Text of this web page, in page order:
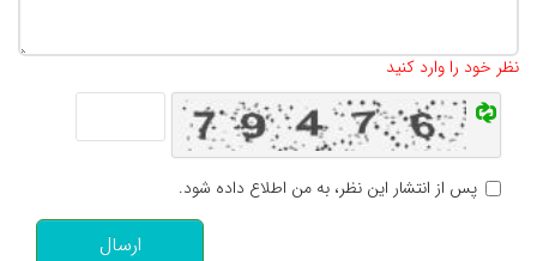
نظر خود را وارد کنید
پس از انتشار این نظر، به من اطلاع داده شود.
ارسال